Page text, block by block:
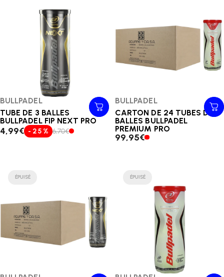
Distributeur:
BULLPADEL
TUBE DE 3 BALLES
BULLPADEL FIP NEXT PRO
4,99€ - 25 % 6,70€
Distributeur:
BULLPADEL
CARTON DE 24 TUBES DE 3
BALLES BULLPADEL
PREMIUM PRO
99,95€
ÉPUISÉ ÉPUISÉ